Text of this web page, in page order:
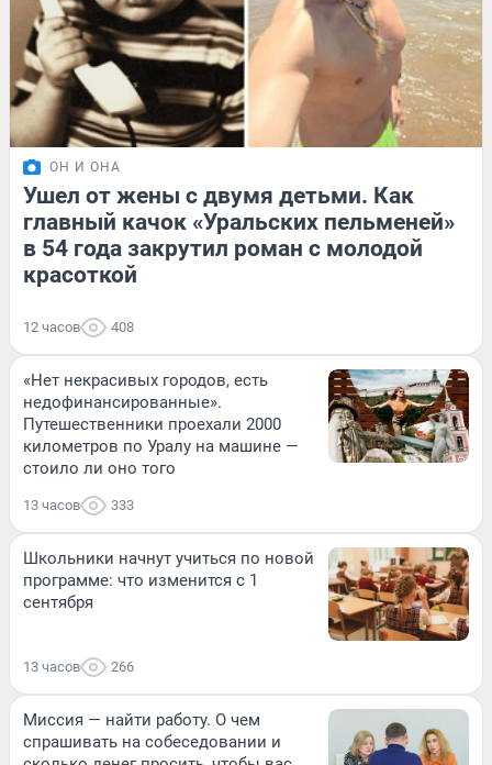
ОН И ОНА
Ушел от жены с двумя детьми. Как
главный качок «Уральских пельменей»
в 54 года закрутил роман с молодой
красоткой
12 часов 408
«Нет некрасивых городов, есть
недофинансированные».
Путешественники проехали 2000
километров по Уралу на машине —
стоило ли оно того
13 часов 333
Школьники начнут учиться по новой
программе: что изменится с 1
сентября
13 часов 266
Миссия — найти работу. О чем
спрашивать на собеседовании и